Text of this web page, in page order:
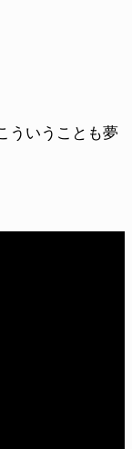
ういうことも夢